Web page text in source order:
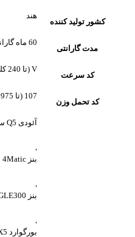
کشور تولید کننده
هند
مدت گارانتی
60 ماه گارانتی
کد سرعت
V (تا 240 کلیومتر بر ساعت)
کد تحمل وزن
107 (تا 975 کیلوگرم)
آئودی Q5 ساده
,
بنز GLE300 4Matic
,
بنز GLE300 ساده
,
بورگوارد BX5 آلتیمیت